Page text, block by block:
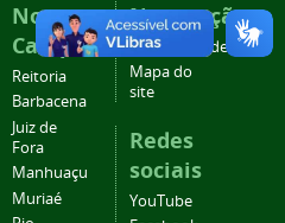
Nossos
Campi
Reitoria
Barbacena
Juiz de
Fora
Manhuaçu
Muriaé
Navegação
Acessibilidade
Mapa do
site
Redes
sociais
YouTube